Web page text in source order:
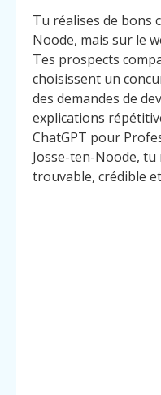
Tu réalises de bons
Noode, mais sur le
Tes prospects
choisissent un
des demandes de
explications
ChatGPT pour
Josse-ten-Noode,
trouvable, crédible